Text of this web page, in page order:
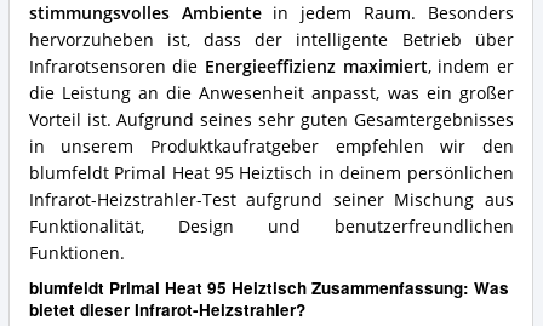
stimmungsvolles Ambientein jedem Raum. Besonders
hervorzuheben ist, dass der intelligente Betrieb über
Infrarotsensoren die Energieeffizienz maximiert, indem er
die Leistung an die Anwesenheit anpasst, was ein großer
Vorteil ist. Aufgrund seines sehr guten Gesamtergebnisses
in unserem Produktkaufratgeber empfehlen wir den
blumfeldt Primal Heat 95 Heiztisch in deinem persönlichen
Infrarot-Heizstrahler-Test aufgrund seiner Mischung aus
Funktionalität, Design und benutzerfreundlichen
Funktionen.
blumfeldt Primal Heat 95 Heiztisch Zusammenfassung: Was
bietet dieser Infrarot-Heizstrahler?